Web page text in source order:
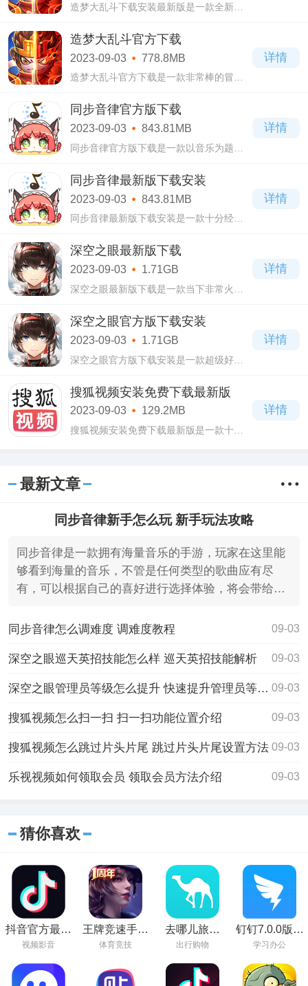
造梦大乱斗下载安装最新版是一款全新推
游，该作延续了造梦系列的剧情，同时又
进行了创新，让玩家们体验到全新的游戏
体验，玩起
造梦大乱斗官方下载
2023-09-03 778.8MB
造梦大乱斗官方下载是一款非常棒的冒险
当中拥有精美细腻的画面场景，更有随机
地图，每局地形和资源刷新的都是不一样
的，可
详情
同步音律官方版下载
2023-09-03 843.81MB
同步音律官方版下载是一款以音乐为题材
乐，不管是任何类型的音乐应有尽有，足
以满足每位玩家的体验需求，保证不会让
你感觉到
详情
同步音律最新版下载安装
2023-09-03 843.81MB
同步音律最新版下载安装是一款十分经典
游戏画面设计的十分精美细腻，各种五颜
六色的场景能够自由欣赏，满足大家的视
觉盛宴
详情
深空之眼最新版下载
2023-09-03 1.71GB
深空之眼最新版下载是一款当下非常火爆
设计，具有精美细腻的画面，能够满足玩
家的视觉盛宴，玩起来将会无比的爽快，
更有海
详情
深空之眼官方版下载安装
2023-09-03 1.71GB
深空之眼官方版下载安装是一款超级好玩
最新版下载v1.6.1官方版游戏当中提供了丰
富有趣的玩法，操作简单易上手，就是比
较费脑
详情
搜狐视频安装免费下载最新版
2023-09-03 129.2MB
搜狐视频安装免费下载最新版是一款十分
间，想
详情
最新文章
同步音律新手怎么玩 新手玩法攻略
同步音律是一款拥有海量音乐的手游，玩家在这里能
够看到海量的音乐，不管是任何类型的歌曲应有尽
有，可以根据自己的喜好进行选择体验，将会带给你
同步音律怎么调难度 调难度教程 09-03
深空之眼巡天英招技能怎么样 巡天英招技能解析 09-03
深空之眼管理员等级怎么提升 快速提升管理员等级方法 09-03
搜狐视频怎么扫一扫 扫一扫功能位置介绍 09-03
搜狐视频怎么跳过片头片尾 跳过片头片尾设置方法 09-03
乐视视频如何领取会员 领取会员方法介绍 09-03
猜你喜欢
抖音官方最新
版下载
视频影音
王牌竞速手游
下载
体育竞技
去哪儿旅行
app官方下载
出行购物
钉钉7.0.0版下
载
学习办公